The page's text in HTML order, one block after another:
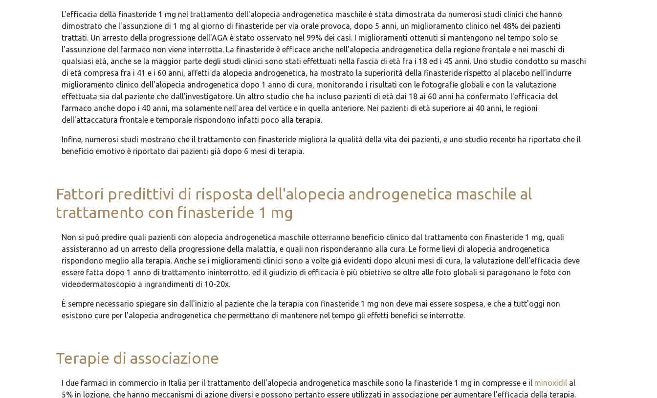
L'efficacia della finasteride 1 mg nel trattamento dell'alopecia androgenetica maschile è stata dimostrata da numerosi studi clinici che hanno
dimostrato che l'assunzione di 1 mg al giorno di finasteride per via orale provoca, dopo 5 anni, un miglioramento clinico nel 48% dei pazienti
trattati. Un arresto della progressione dell'AGA è stato osservato nel 99% dei casi. I miglioramenti ottenuti si mantengono nel tempo solo se
l'assunzione del farmaco non viene interrotta. La finasteride è efficace anche nell'alopecia androgenetica della regione frontale e nei maschi di
qualsiasi età, anche se la maggior parte degli studi clinici sono stati effettuati nella fascia di età fra i 18 ed i 45 anni. Uno studio condotto su maschi
di età compresa fra i 41 e i 60 anni, affetti da alopecia androgenetica, ha mostrato la superiorità della finasteride rispetto al placebo nell'indurre
miglioramento clinico dell'alopecia androgenetica dopo 1 anno di cura, monitorando i risultati con le fotografie globali e con la valutazione
effettuata sia dal paziente che dall'investigatore. Un altro studio che ha incluso pazienti di età dai 18 ai 60 anni ha confermato l'efficacia del
farmaco anche dopo i 40 anni, ma solamente nell'area del vertice e in quella anteriore. Nei pazienti di età superiore ai 40 anni, le regioni
dell'attaccatura frontale e temporale rispondono infatti poco alla terapia.
Infine, numerosi studi mostrano che il trattamento con finasteride migliora la qualità della vita dei pazienti, e uno studio recente ha riportato che il
beneficio emotivo è riportato dai pazienti già dopo 6 mesi di terapia.
Fattori predittivi di risposta dell'alopecia androgenetica maschile al
trattamento con finasteride 1 mg
Non si può predire quali pazienti con alopecia androgenetica maschile otterranno beneficio clinico dal trattamento con finasteride 1 mg, quali
assisteranno ad un arresto della progressione della malattia, e quali non risponderanno alla cura. Le forme lievi di alopecia androgenetica
rispondono meglio alla terapia. Anche se i miglioramenti clinici sono a volte già evidenti dopo alcuni mesi di cura, la valutazione dell'efficacia deve
essere fatta dopo 1 anno di trattamento ininterrotto, ed il giudizio di efficacia è più obiettivo se oltre alle foto globali si paragonano le foto con
videodermatoscopio a ingrandimenti di 10-20x.
È sempre necessario spiegare sin dall'inizio al paziente che la terapia con finasteride 1 mg non deve mai essere sospesa, e che a tutt'oggi non
esistono cure per l'alopecia androgenetica che permettano di mantenere nel tempo gli effetti benefici se interrotte.
Terapie di associazione
I due farmaci in commercio in Italia per il trattamento dell'alopecia androgenetica maschile sono la finasteride 1 mg in compresse e il minoxidil al
5% in lozione, che hanno meccanismi di azione diversi e possono pertanto essere utilizzati in associazione per aumentare l'efficacia della terapia.